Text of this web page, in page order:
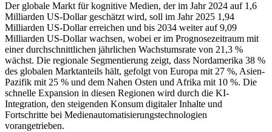
Der globale Markt für kognitive Medien, der im Jahr 2024 auf 1,6
Milliarden US-Dollar geschätzt wird, soll im Jahr 2025 1,94
Milliarden US-Dollar erreichen und bis 2034 weiter auf 9,09
Milliarden US-Dollar wachsen, wobei er im Prognosezeitraum mit
einer durchschnittlichen jährlichen Wachstumsrate von 21,3 %
wächst. Die regionale Segmentierung zeigt, dass Nordamerika 38 %
des globalen Marktanteils hält, gefolgt von Europa mit 27 %, Asien-
Pazifik mit 25 % und dem Nahen Osten und Afrika mit 10 %. Die
schnelle Expansion in diesen Regionen wird durch die KI-
Integration, den steigenden Konsum digitaler Inhalte und
Fortschritte bei Medienautomatisierungstechnologien
vorangetrieben.